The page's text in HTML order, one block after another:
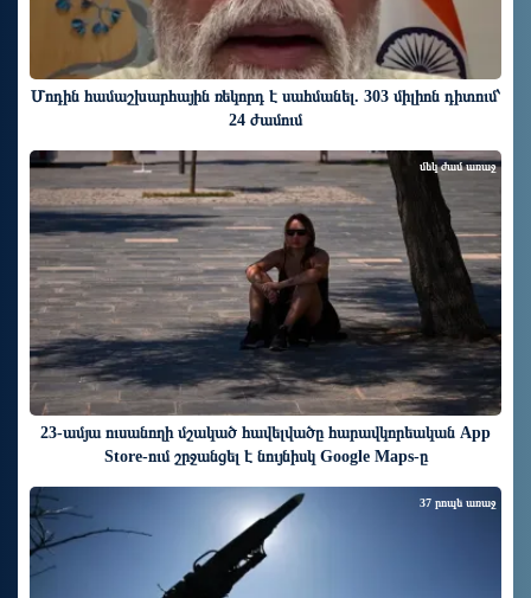
Մոդին համաշխարհային ռեկորդ է սահմանել. 303 միլիոն դիտում՝
24 ժամում
23-ամյա ուսանողի մշակած հավելվածը հարավկորեական App
Store-ում շրջանցել է նույնիսկ Google Maps-ը
մեկ ժամ առաջ
37 րոպե առաջ